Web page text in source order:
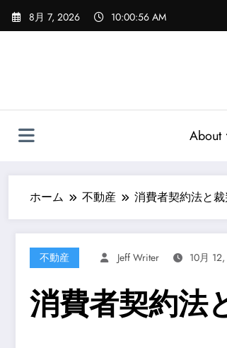
ス
8月 7, 2026 10:00:57 AM
About
ホーム 不動産 消費者契約法と
不動産 Jeff Writer 10月
消費者契約法